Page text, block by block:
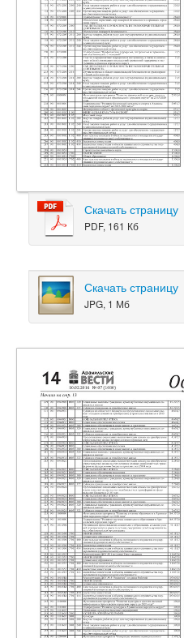
Скачать страницу
PDF, 161 Кб
Скачать страницу
JPG, 1 Мб